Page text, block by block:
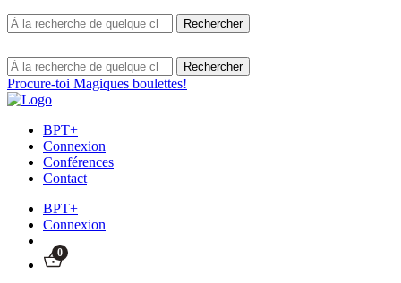
Procure-toi Magiques boulettes!
BPT+
Connexion
Conférences
Contact
BPT+
Connexion
0